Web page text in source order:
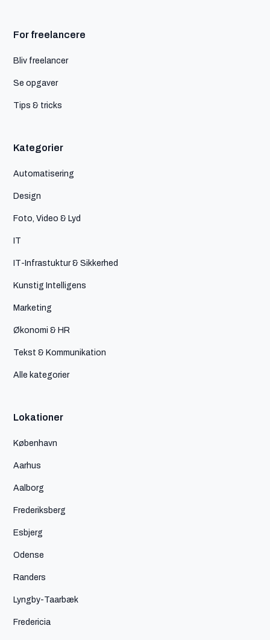
For freelancere
Bliv freelancer
Se opgaver
Tips & tricks
Kategorier
Automatisering
Design
Foto, Video & Lyd
IT
IT-Infrastuktur & Sikkerhed
Kunstig Intelligens
Marketing
Økonomi & HR
Tekst & Kommunikation
Alle kategorier
Lokationer
København
Aarhus
Aalborg
Frederiksberg
Esbjerg
Odense
Randers
Lyngby-Taarbæk
Fredericia